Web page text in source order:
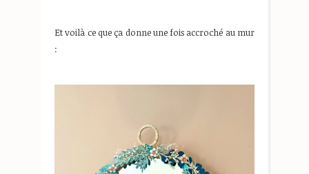
Et voilà ce que ça donne une fois accroché au mur
: